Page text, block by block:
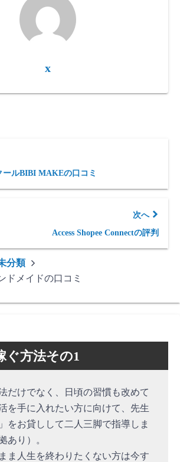
x
ールBIBI MAKEの口コミ
次へ
Access Shopee Connectの評判
分類
ドメイドの口コミ
ぐ方法その1
だけでなく、日頃の習慣も改めて
を手に入れたい方に向けて、先生
をお貸しして二人三脚で指導しま
あり）。
ま人生を終わりたくない方は今す